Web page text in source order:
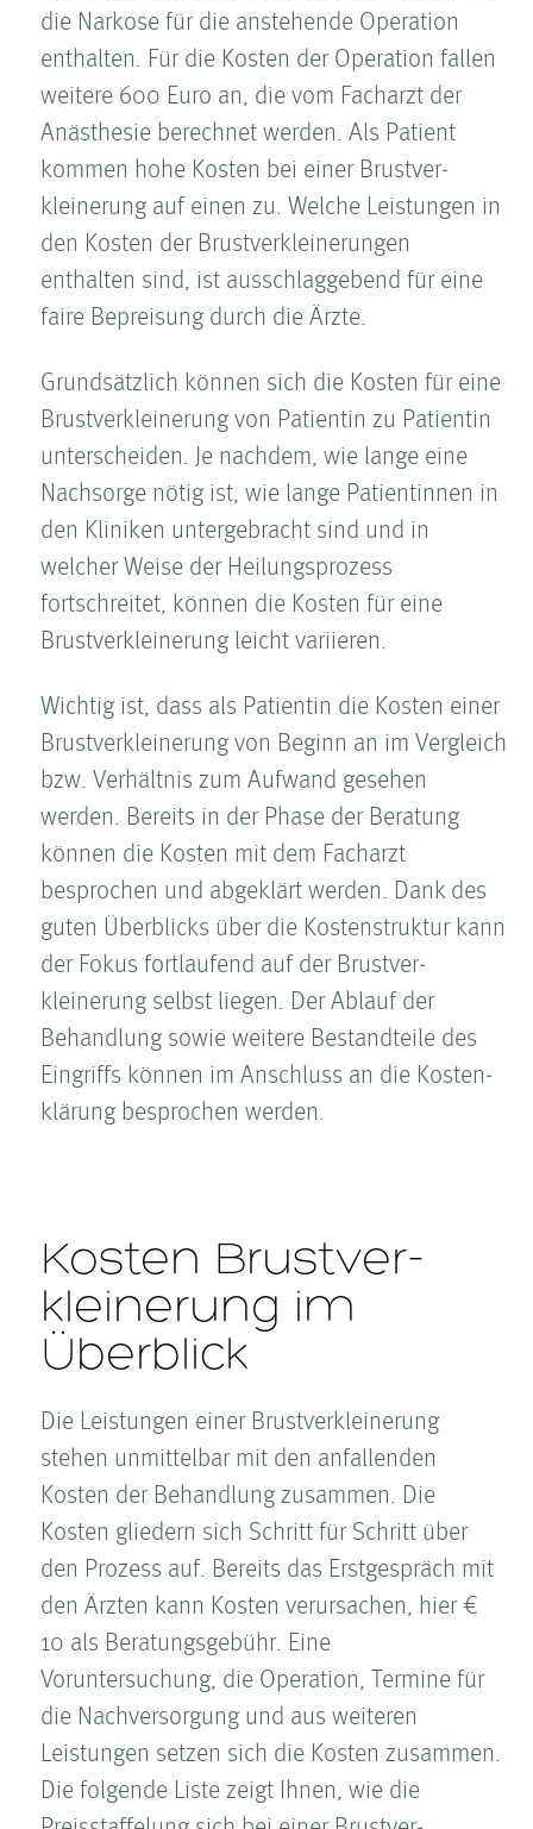
die Narkose für die anstehende Operation
enthalten. Für die Kosten­ der Operation fallen
weitere 600 Euro an, die vom Facharzt der
Anästhesie berechnet werden. Als Patient
kommen hohe Kosten­ bei einer Brust­ver­
kleinerung auf einen zu. Welche Leistungen in
den Kosten­ der Brust­ver­kleinerungen
enthalten sind, ist ausschlaggebend für eine
faire Bepreisung durch die Ärzte.
Grundsätzlich können sich die Kosten­ für eine
Brust­ver­kleinerung von Patientin zu Patientin
unterscheiden. Je nachdem, wie lange eine
Nachsorge nötig ist, wie lange Patientinnen in
den Kliniken untergebracht sind und in
welcher Weise der Heilungsprozess
fortschreitet, können die Kosten­ für eine
Brust­ver­kleinerung leicht variieren.
Wichtig ist, dass als Patientin die Kosten­ einer
Brust­ver­kleinerung von Beginn an im Vergleich
bzw. Verhältnis zum Aufwand gesehen
werden. Bereits in der Phase der Beratung
können die Kosten­ mit dem Facharzt
besprochen und abgeklärt werden. Dank des
guten Überblicks über die Kosten­struktur kann
der Fokus fortlaufend auf der Brust­ver­
kleinerung selbst liegen. Der Ablauf der
Behandlung sowie weitere Bestandteile des
Eingriffs können im Anschluss an die Kosten­
klärung besprochen werden.
Kosten­ Brust­ver­
kleinerung im
Überblick
Die Leistungen einer Brust­ver­kleinerung
stehen unmittelbar mit den anfallenden
Kosten­ der Behandlung zusammen. Die
Kosten­ gliedern sich Schritt für Schritt über
den Prozess auf. Bereits das Erstgespräch mit
den Ärzten kann Kosten­ verursachen, hier €
10 als Beratungs­gebühr. Eine
Voruntersuchung, die Operation, Termine für
die Nachversorgung und aus weiteren
Leistungen setzen sich die Kosten­ zusammen.
Die folgende Liste zeigt Ihnen, wie die